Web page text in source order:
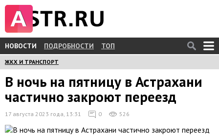
НОВОСТИ ПОДРОБНОСТИ ТОП
ЖКХ И ТРАНСПОРТ
В ночь на пятницу в Астрахани
частично закроют переезд
17 августа 2023 года, 13:31 0 526